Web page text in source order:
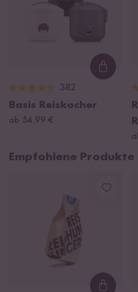
382
Basis Reiskocher
ab 54,99 €
Empfohlene Produkte